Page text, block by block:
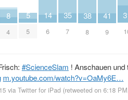
8
4
5
5
14
6
35
7
38
8
41
9
#ScienceSlam ! Anschauen und
m.youtube.com/watch?v=OaMy6E…
via Twitter for iPad (retweeted on 6:18